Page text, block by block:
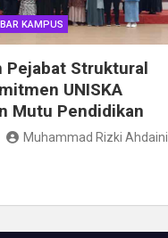
KAMPUS
Pejabat Struktural
UNISKA
Mutu Pendidikan
Muhammad Rizki Ahdaini